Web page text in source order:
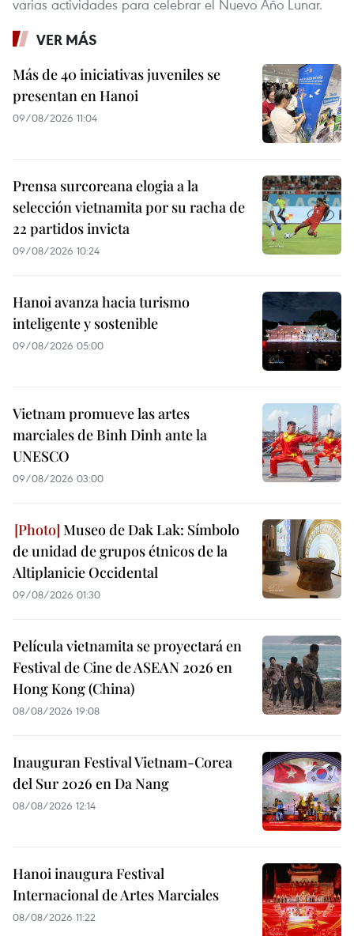
varias actividades para celebrar el Nuevo Año Lunar.
VER MÁS
Más de 40 iniciativas juveniles se
presentan en Hanoi
09/08/2026 11:04
Prensa surcoreana elogia a la
selección vietnamita por su racha de
22 partidos invicta
09/08/2026 10:24
Hanoi avanza hacia turismo
inteligente y sostenible
09/08/2026 05:00
Vietnam promueve las artes
marciales de Binh Dinh ante la
UNESCO
09/08/2026 03:00
Museo de Dak Lak: Símbolo
de unidad de grupos étnicos de la
Altiplanicie Occidental
09/08/2026 01:30
Película vietnamita se proyectará en
Festival de Cine de ASEAN 2026 en
Hong Kong (China)
08/08/2026 19:08
Inauguran Festival Vietnam-Corea
del Sur 2026 en Da Nang
08/08/2026 12:14
Hanoi inaugura Festival
Internacional de Artes Marciales
08/08/2026 11:22